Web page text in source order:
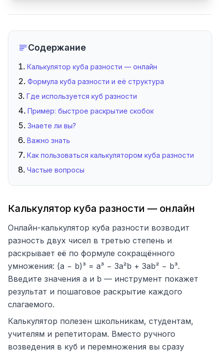
Содержание
Калькулятор куба разности — онлайн
Формула куба разности и её структура
Где используется куб разности
Пример: быстрое раскрытие скобок
Знаете ли вы?
Важно знать
Как пользоваться калькулятором куба разности
Частые вопросы
Калькулятор куба разности — онлайн
Онлайн-калькулятор куба разности возводит
разность двух чисел в третью степень и
раскрывает её по формуле сокращённого
умножения: (a − b)³ = a³ − 3a²b + 3ab² − b³.
Введите значения a и b — инструмент покажет
результат и пошаговое раскрытие каждого
слагаемого.
Калькулятор полезен школьникам, студентам,
учителям и репетиторам. Вместо ручного
возведения в куб и перемножения вы сразу